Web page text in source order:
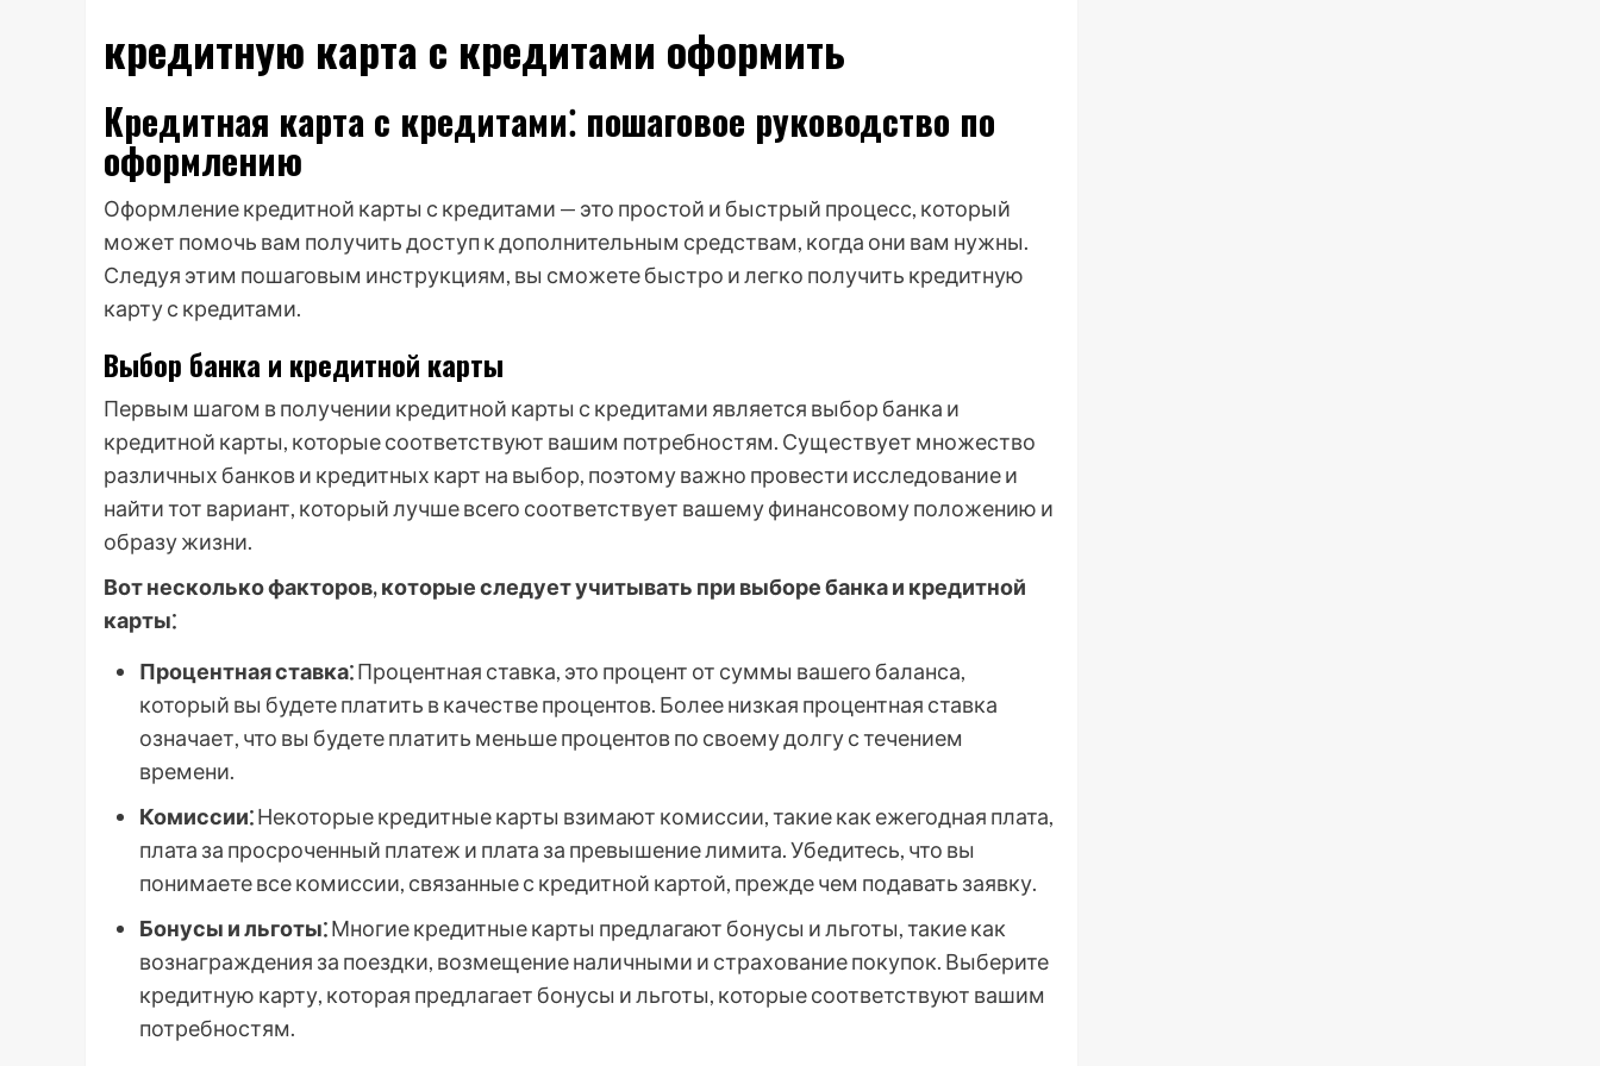
кредитную карта с кредитами оформить
Кредитная карта с кредитами⁚ пошаговое руководство по
оформлению
Оформление кредитной карты с кредитами — это простой и быстрый процесс, который
может помочь вам получить доступ к дополнительным средствам, когда они вам нужны.
Следуя этим пошаговым инструкциям, вы сможете быстро и легко получить кредитную
карту с кредитами.
Выбор банка и кредитной карты
Первым шагом в получении кредитной карты с кредитами является выбор банка и
кредитной карты, которые соответствуют вашим потребностям. Существует множество
различных банков и кредитных карт на выбор, поэтому важно провести исследование и
найти тот вариант, который лучше всего соответствует вашему финансовому положению и
образу жизни.
Вот несколько факторов, которые следует учитывать при выборе банка и кредитной
карты⁚
Процентная ставка⁚Процентная ставка, это процент от суммы вашего баланса,
который вы будете платить в качестве процентов. Более низкая процентная ставка
означает, что вы будете платить меньше процентов по своему долгу с течением
времени.
Комиссии⁚Некоторые кредитные карты взимают комиссии, такие как ежегодная плата,
плата за просроченный платеж и плата за превышение лимита. Убедитесь, что вы
понимаете все комиссии, связанные с кредитной картой, прежде чем подавать заявку.
Бонусы и льготы⁚Многие кредитные карты предлагают бонусы и льготы, такие как
вознаграждения за поездки, возмещение наличными и страхование покупок. Выберите
кредитную карту, которая предлагает бонусы и льготы, которые соответствуют вашим
потребностям.